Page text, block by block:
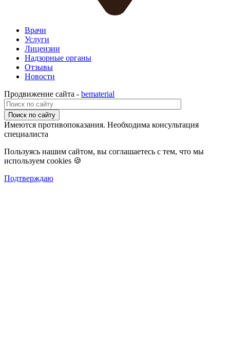
Врачи
Услуги
Лицензии
Надзорные органы
Отзывы
Новости
Продвижение сайта - bematerial
Поиск по сайту
Имеются противопоказания. Необходима консультация
специалиста
Пользуясь нашим сайтом, вы соглашаетесь с тем, что мы
используем cookies 🍪
Подтверждаю